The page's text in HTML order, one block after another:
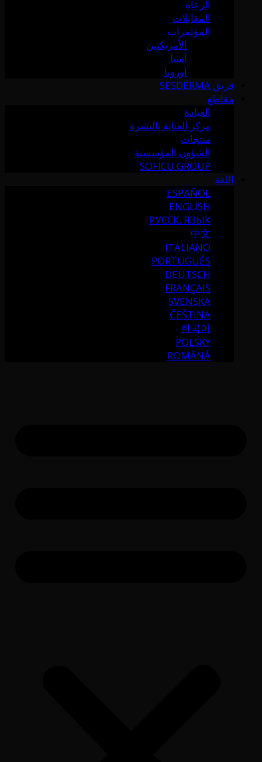
الرعاة
المقابلات
المؤتمرات
الأمريكتين
آسيا
أوروبا
فريق SESDERMA
مقاطع
العيادة
مركز العناية بالبشرة
منتجات
الشؤون المؤسسية
SOFICU GROUP
اللغة
ESPAÑOL
ENGLISH
РУССК. ЯЗЫК
中文
ITALIANO
PORTUGUÉS
DEUTSCH
FRANÇAIS
SVENSKA
ČEŠTINA
한국어
POLSKY
ROMÂNĂ